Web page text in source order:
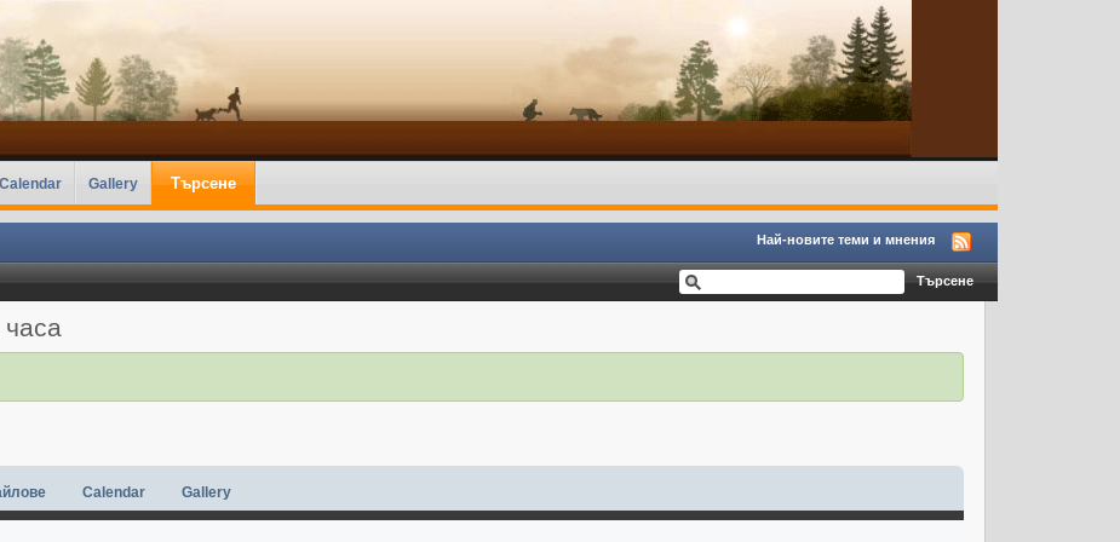
Calendar Gallery Търсене
Най-новите теми и мнения
Calendar Gallery